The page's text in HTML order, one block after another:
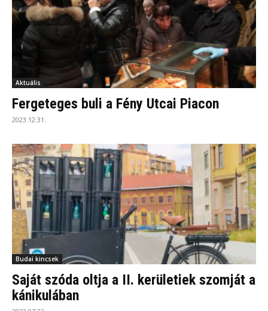
Aktuális
Fergeteges buli a Fény Utcai Piacon
2023.12.31.
Budai kincsek
Saját szóda oltja a II. kerületiek szomját a
kánikulában